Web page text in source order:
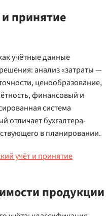
принятие
учётные данные
анализ «затраты —
ценообразование,
финансовый и
система
отличает бухгалтера-
в планировании.
учёт и принятие
продукции